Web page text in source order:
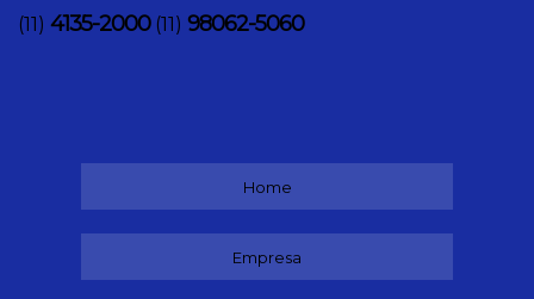
(11) 4135-2000 (11) 98062-5060
Home
Empresa